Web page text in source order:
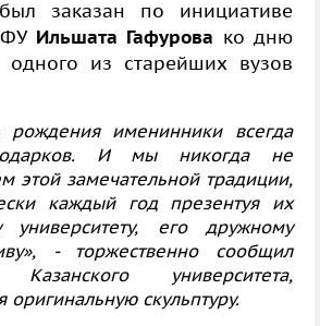
заказан по инициативе
Ильшата Гафурова ко дню
одного из старейших вузов
рождения именинники всегда
И мы никогда не
этой замечательной традиции,
каждый год презентуя их
университету, его дружному
- торжественно сообщил
Казанского университета,
оригинальную скульптуру.